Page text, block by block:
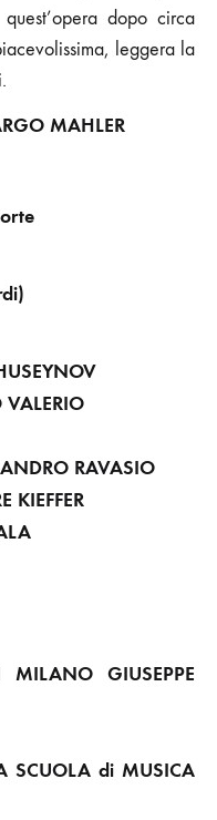
dopo circa
leggera la
MAHLER
RAVASIO
KIEFFER
MILANO GIUSEPPE
SCUOLA di MUSICA